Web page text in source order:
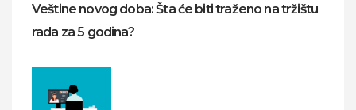
Veštine novog doba: Šta će biti traženo na tržištu
rada za 5 godina?